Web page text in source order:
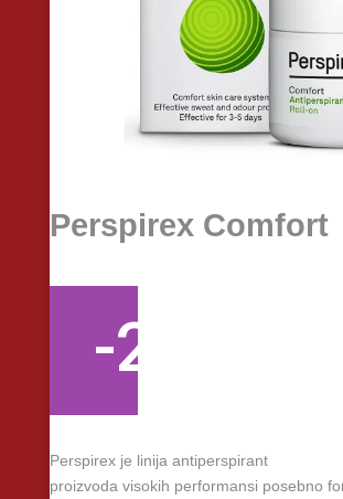
Perspirex Comfort
-20%
Perspirex je linija antiperspirant
proizvoda visokih performansi posebno